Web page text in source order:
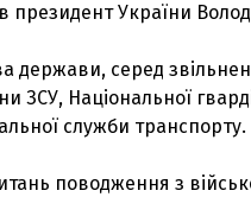
президент України
держави, серед
ЗСУ, Національної
служби транспорту.
поводження з